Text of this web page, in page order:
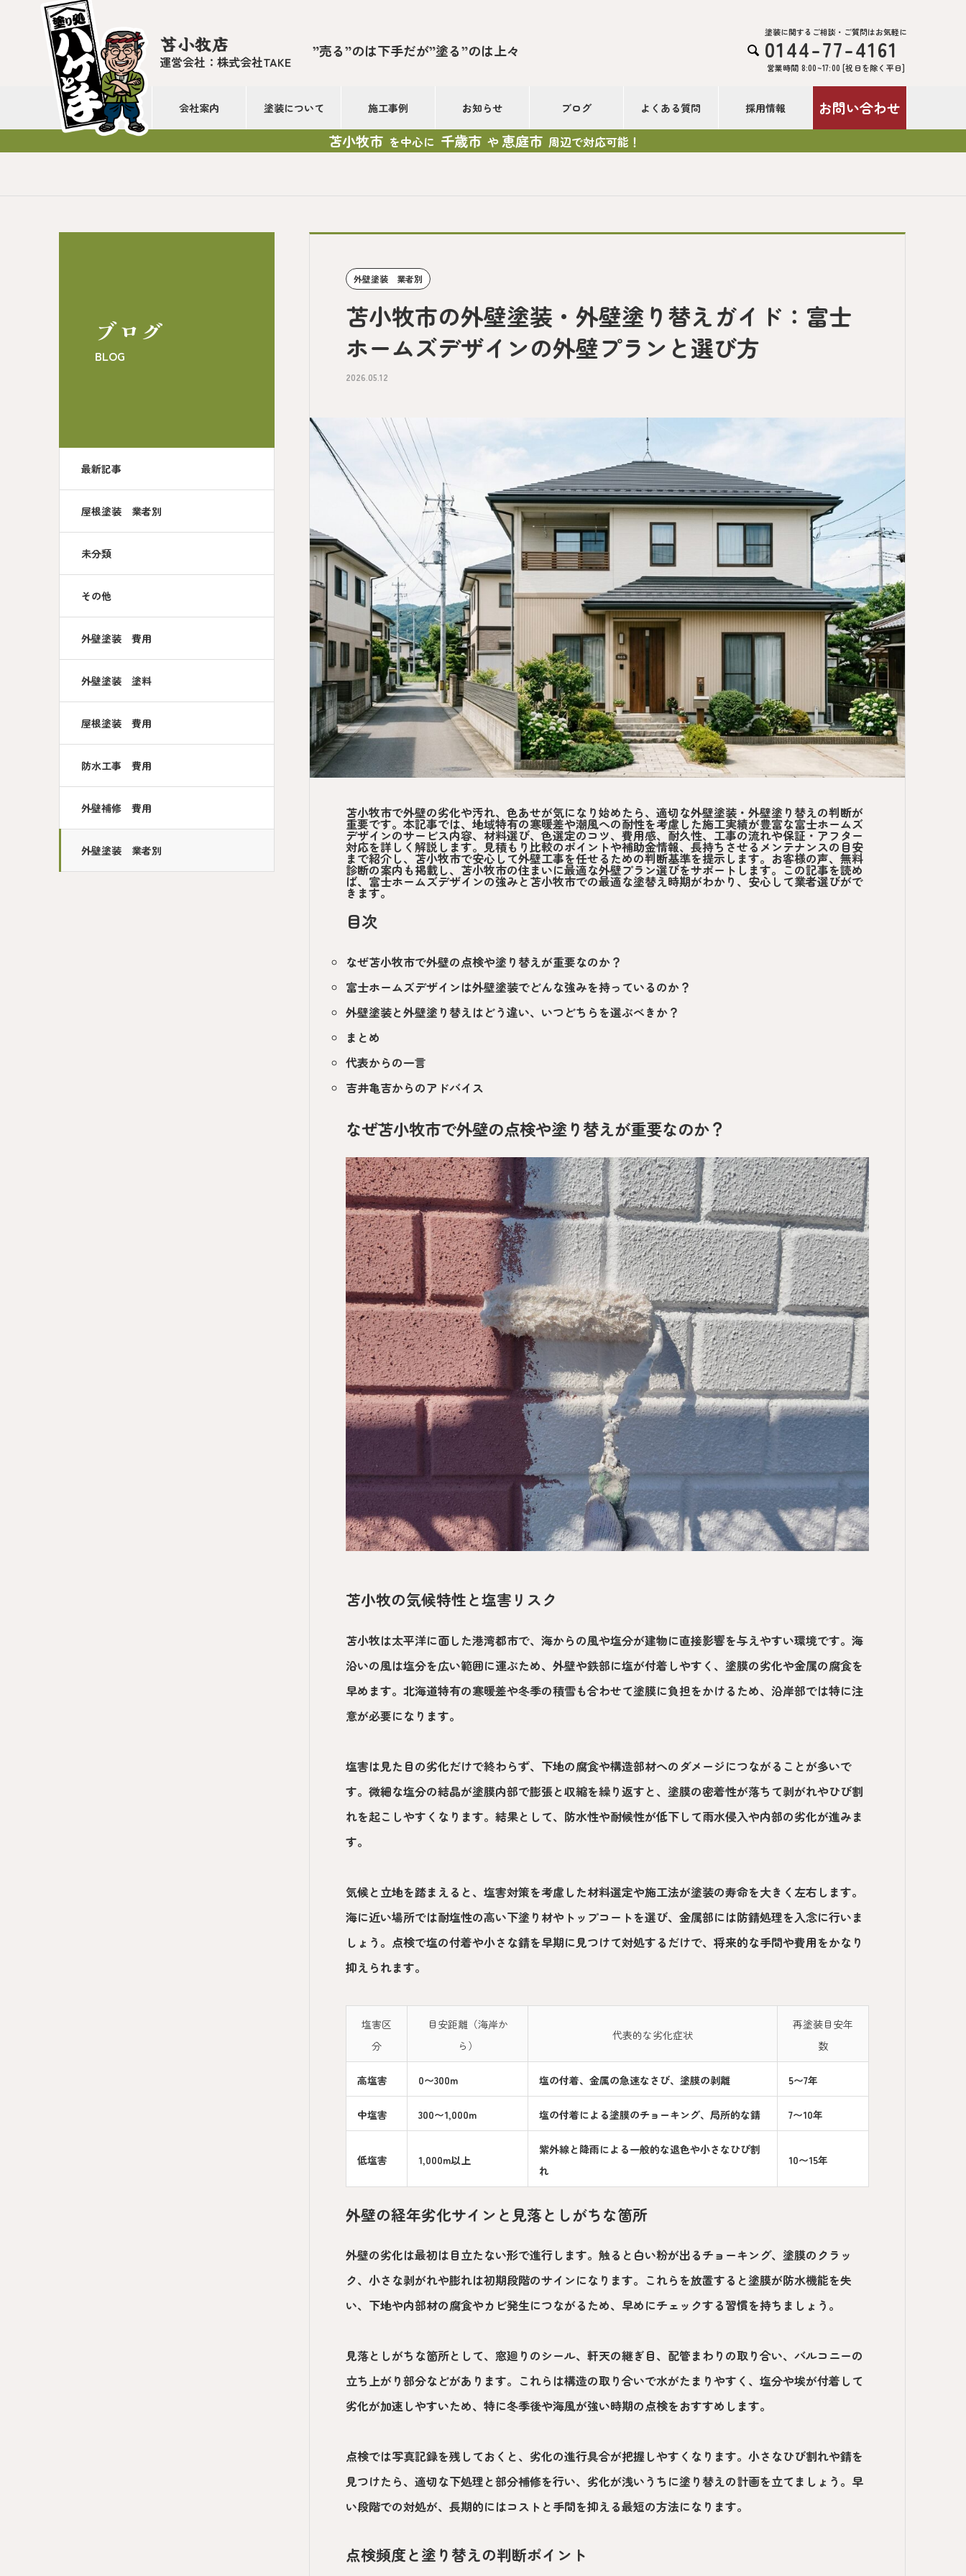
苫小牧店
運営会社：株式会社TAKE
”売る”のは下手だが”塗る”のは上々 
塗装に関するご相談・ご質問はお気軽に
0144-77-4161
営業時間 8:00~17:00 [祝日を除く平日]
会社案内 塗装について 施工事例 お知らせ ブログ よくある質問 採用情報 お問い合わせ
苫小牧市 を中心に 千歳市 や恵庭市 周辺で対応可能！
ブログ
BLOG
最新記事
屋根塗装 業者別
未分類
その他
外壁塗装 費用
外壁塗装 塗料
屋根塗装 費用
防水工事 費用
外壁補修 費用
外壁塗装 業者別
外壁塗装 業者別
苫小牧市の外壁塗装・外壁塗り替えガイド：富士
ホームズデザインの外壁プランと選び方
2026.05.12
苫小牧市で外壁の劣化や汚れ、色あせが気になり始めたら、適切な外壁塗装・外壁塗り替えの判断が
重要です。本記事では、地域特有の寒暖差や潮風への耐性を考慮した施工実績が豊富な富士ホームズ
デザインのサービス内容、材料選び、色選定のコツ、費用感、耐久性、工事の流れや保証・アフター
対応を詳しく解説します。見積もり比較のポイントや補助金情報、長持ちさせるメンテナンスの目安
まで紹介し、苫小牧市で安心して外壁工事を任せるための判断基準を提示します。お客様の声、無料
診断の案内も掲載し、苫小牧市の住まいに最適な外壁プラン選びをサポートします。この記事を読め
ば、富士ホームズデザインの強みと苫小牧市での最適な塗替え時期がわかり、安心して業者選びがで
きます。
目次
なぜ苫小牧市で外壁の点検や塗り替えが重要なのか？
富士ホームズデザインは外壁塗装でどんな強みを持っているのか？
外壁塗装と外壁塗り替えはどう違い、いつどちらを選ぶべきか？
まとめ
代表からの一言
吉井亀吉からのアドバイス
なぜ苫小牧市で外壁の点検や塗り替えが重要なのか？
苫小牧の気候特性と塩害リスク
苫小牧は太平洋に面した港湾都市で、海からの風や塩分が建物に直接影響を与えやすい環境です。海
沿いの風は塩分を広い範囲に運ぶため、外壁や鉄部に塩が付着しやすく、塗膜の劣化や金属の腐食を
早めます。北海道特有の寒暖差や冬季の積雪も合わせて塗膜に負担をかけるため、沿岸部では特に注
意が必要になります。
塩害は見た目の劣化だけで終わらず、下地の腐食や構造部材へのダメージにつながることが多いで
す。微細な塩分の結晶が塗膜内部で膨張と収縮を繰り返すと、塗膜の密着性が落ちて剥がれやひび割
れを起こしやすくなります。結果として、防水性や耐候性が低下して雨水侵入や内部の劣化が進みま
す。
気候と立地を踏まえると、塩害対策を考慮した材料選定や施工法が塗装の寿命を大きく左右します。
海に近い場所では耐塩性の高い下塗り材やトップコートを選び、金属部には防錆処理を入念に行いま
しょう。点検で塩の付着や小さな錆を早期に見つけて対処するだけで、将来的な手間や費用をかなり
抑えられます。
塩害区
分
目安距離（海岸か
ら）
代表的な劣化症状
再塗装目安年
数
高塩害 0〜300m 塩の付着、金属の急速なさび、塗膜の剥離 5〜7年
中塩害 300〜1,000m 塩の付着による塗膜のチョーキング、局所的な錆 7〜10年
低塩害 1,000m以上
紫外線と降雨による一般的な退色や小さなひび割
れ
10〜15年
外壁の経年劣化サインと見落としがちな箇所
外壁の劣化は最初は目立たない形で進行します。触ると白い粉が出るチョーキング、塗膜のクラッ
ク、小さな剥がれや膨れは初期段階のサインになります。これらを放置すると塗膜が防水機能を失
い、下地や内部材の腐食やカビ発生につながるため、早めにチェックする習慣を持ちましょう。
見落としがちな箇所として、窓廻りのシール、軒天の継ぎ目、配管まわりの取り合い、バルコニーの
立ち上がり部分などがあります。これらは構造の取り合いで水がたまりやすく、塩分や埃が付着して
劣化が加速しやすいため、特に冬季後や海風が強い時期の点検をおすすめします。
点検では写真記録を残しておくと、劣化の進行具合が把握しやすくなります。小さなひび割れや錆を
見つけたら、適切な下処理と部分補修を行い、劣化が浅いうちに塗り替えの計画を立てましょう。早
い段階での対処が、長期的にはコストと手間を抑える最短の方法になります。
点検頻度と塗り替えの判断ポイント